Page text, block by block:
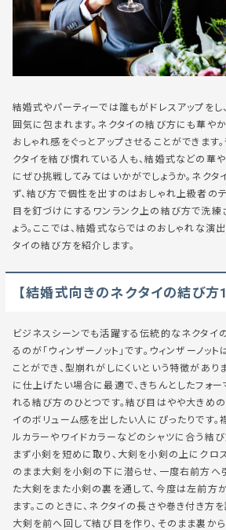
結婚式やパーティーでは誰もがドレスアップを
囲気に包まれます。ネクタイの結び方にも華や
おしゃれ感をぐっとアップさせることができます
クタイを結び慣れている人も、結婚式などの華
にぜひ挑戦してみてはいかがでしょうか。ネク
ず、結び方で個性を出すのはおしゃれ上級者の
目を釘づけにするワンランク上の結び方で洗練
ょう。ここでは、結婚式ならではのおしゃれな演
タイの結び方を紹介します。
【結婚式向きのネクタイの結び方
ビジネスシーンでも活躍する伝統的なネクタイ
るのが「ウィンザーノット」です。ウィンザーノッ
ことができ、型崩れがしにくいという特徴があり
に仕上げたい場合に最適で、きちんとしたフォー
れる結び方のひとつです。結び目はやや大きめ
イのボリューム感を出したい人にぴったりです。
ルカラーやワイドカラーなどのシャツに合う結び
まず小剣を短めに取り、大剣を小剣の上にクロ
のまま大剣を小剣の下に潜らせ、一度右前方へ
た大剣をまた小剣の裏を通して、今度は左前方
ます。このときに、ネクタイの長さや巻き付き方
大剣を前へ回して結び目を作り、そのまま裏か